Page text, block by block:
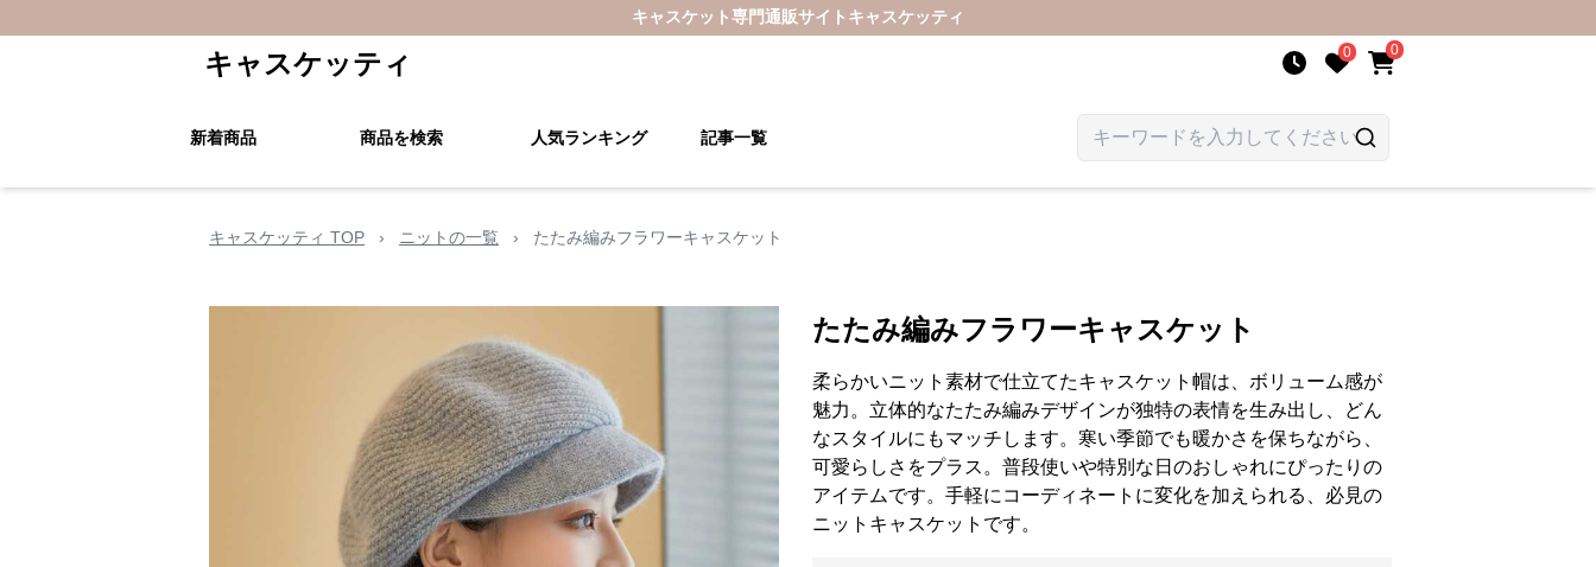
キャスケット専門通販サイト キャスケッティ
キャスケッティ 0 0
新着商品 商品を検索 人気ランキング 記事一覧
キャスケッティ TOP › ニットの一覧 › たたみ編みフラワーキャスケット
たたみ編みフラワーキャスケット
柔らかいニット素材で仕立てたキャスケット帽は、ボリューム感が
魅力。立体的なたたみ編みデザインが独特の表情を生み出し、どん
なスタイルにもマッチします。寒い季節でも暖かさを保ちながら、
可愛らしさをプラス。普段使いや特別な日のおしゃれにぴったりの
アイテムです。手軽にコーディネートに変化を加えられる、必見の
ニットキャスケットです。